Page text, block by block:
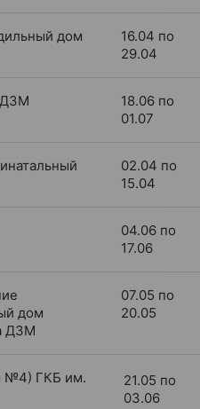
дом
16.04 по
29.04
18.06 по
01.07
02.04 по
15.04
04.06 по
17.06
дом
ДЗМ
07.05 по
20.05
№4) ГКБ им.
21.05 по
03.06